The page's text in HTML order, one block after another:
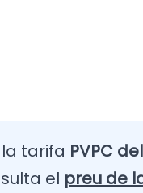
tarifa PVPC
el preu de